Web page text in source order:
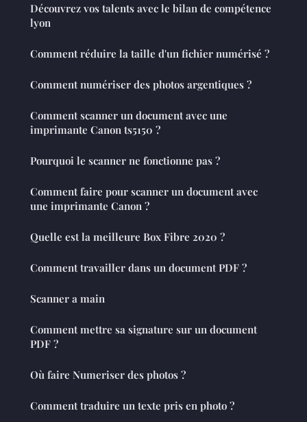
Découvrez vos talents avec le bilan de compétence
lyon
Comment réduire la taille d'un fichier numérisé ?
Comment numériser des photos argentiques ?
Comment scanner un document avec une
imprimante Canon ts5150 ?
Pourquoi le scanner ne fonctionne pas ?
Comment faire pour scanner un document avec
une imprimante Canon ?
Quelle est la meilleure Box Fibre 2020 ?
Comment travailler dans un document PDF ?
Scanner a main
Comment mettre sa signature sur un document
PDF ?
Où faire Numeriser des photos ?
Comment traduire un texte pris en photo ?